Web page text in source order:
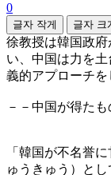
0
글자 작게 글자 크
徐教授は韓国政
い、中国は力を
義的アプローチを
－－中国が得たも
「韓国が不名誉
ゅうきゅう）と